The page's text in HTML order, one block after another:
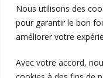
Nous utilisons des
pour garantir le bon
améliorer votre
Avec votre accord,
A Domicile
Télécharger l'application